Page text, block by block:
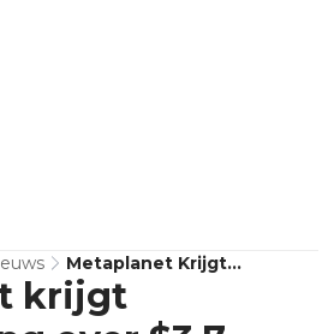
Metaplanet Krijgt
Goedkeuring Over $3,7
Miljard Bitcoin-
krijgt